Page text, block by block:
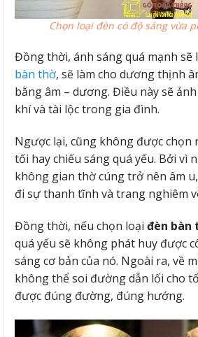
Chọn loại đèn có độ sáng vừa
Đồng thời, ánh sáng quá mạnh sẽ
bàn thờ, sẽ làm cho dương thịnh
bằng âm – dương. Điều này sẽ
khí và tài lộc trong gia đình.
Ngược lại, cũng không được chọn
tối hay chiếu sáng quá yếu. Bởi vì
không gian thờ cúng trở nên âm
đi sự thanh tĩnh và trang nghiêm
Đồng thời, nếu chọn loại đèn bàn
quá yếu sẽ không phát huy được
sáng cơ bản của nó. Ngoài ra, về
không thể soi đường dẫn lối cho
được đúng đường, đúng hướng.